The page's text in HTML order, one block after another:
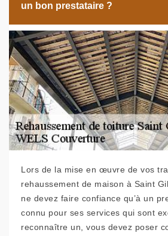
un bon prestataire ?
Lors de la mise en œuvre de vos
rehaussement de maison à Saint
ne devez faire confiance qu’à un
connu pour ses services qui sont
reconnaître un, vous devez poser